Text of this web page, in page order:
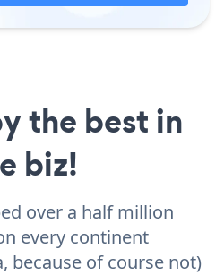
the best in
biz!
over a half million
every continent
because of course not)